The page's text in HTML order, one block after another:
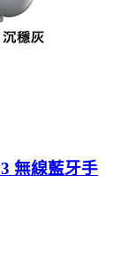
無線藍牙手